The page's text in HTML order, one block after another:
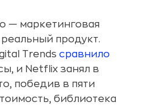
— маркетинговая
продукт.
Trends сравнило
и Netflix занял в
победив в пяти
библиотека